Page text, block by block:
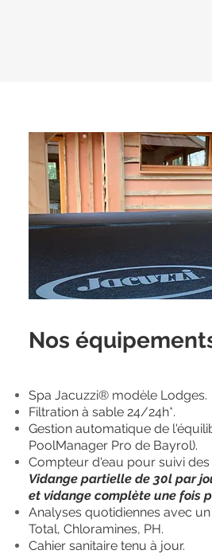
Nos éq
Spa Jacuzzi® modèle Lodges.
Filtration à sable 24/24h*.
Gestion automatique de
PoolManager Pro de Bayrol).
Compteur d'eau pour suivi des
Vidange partielle de 30l par
et vidange complète une fois
Analyses quotidiennes avec
Total, Chloramines, PH.
Cahier sanitaire tenu à jour.